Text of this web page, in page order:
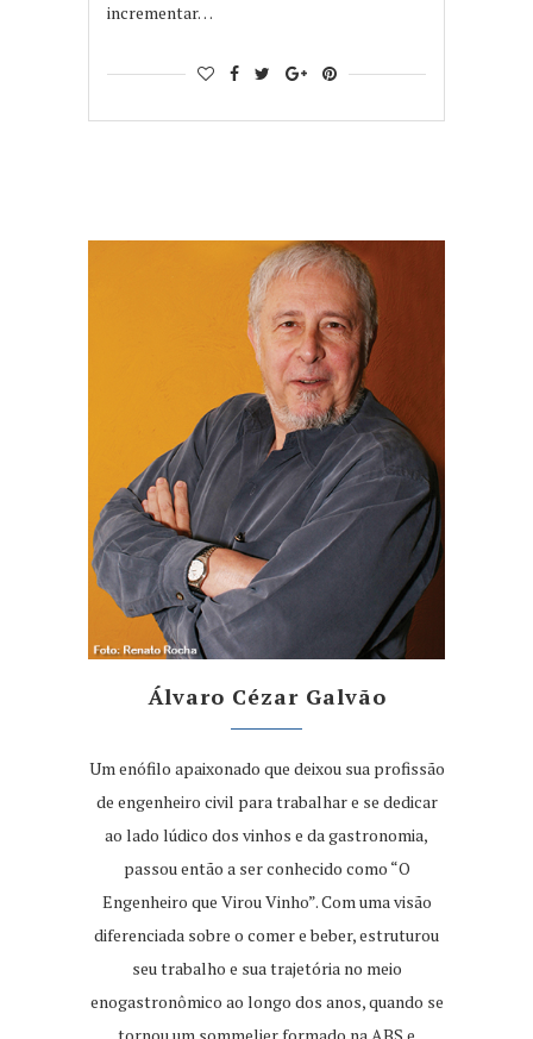
incrementar…
Álvaro Cézar Galvão
Um enófilo apaixonado que deixou sua profissão
de engenheiro civil para trabalhar e se dedicar
ao lado lúdico dos vinhos e da gastronomia,
passou então a ser conhecido como “O
Engenheiro que Virou Vinho”. Com uma visão
diferenciada sobre o comer e beber, estruturou
seu trabalho e sua trajetória no meio
enogastronômico ao longo dos anos, quando se